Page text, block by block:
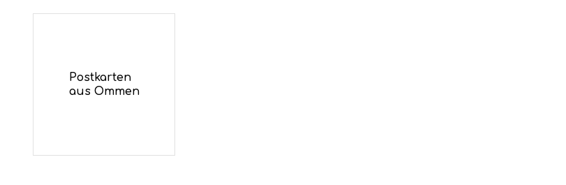
Postkarten
aus Ommen